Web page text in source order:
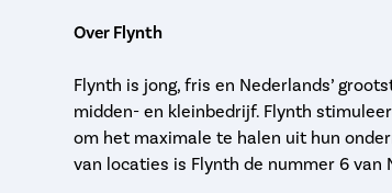
Over Flynth
Flynth is jong, fris en Nederlands’
midden- en kleinbedrijf. Flynth
om het maximale te halen uit hun
van locaties is Flynth de nummer 6 van